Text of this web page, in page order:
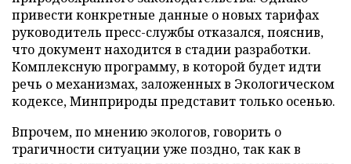
привести конкретные данные о новых тарифах
руководитель пресс-службы отказался, пояснив,
что документ находится в стадии разработки.
Комплексную программу, в которой будет идти
речь о механизмах, заложенных в Экологическом
кодексе, Минприроды представит только осенью.
Впрочем, по мнению экологов, говорить о
трагичности ситуации уже поздно, так как в